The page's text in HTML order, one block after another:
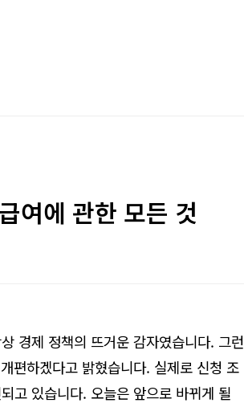
여에 관한 모든 것
경제 정책의 뜨거운 감자였습니다. 그런
편하겠다고 밝혔습니다. 실제로 신청 조
고 있습니다. 오늘은 앞으로 바뀌게 될